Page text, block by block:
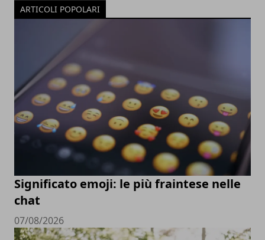
ARTICOLI POPOLARI
Significato emoji: le più fraintese nelle
chat
07/08/2026